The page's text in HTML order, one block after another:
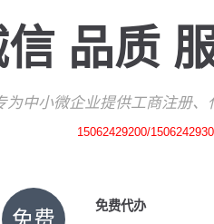
品质
为中小微企业提供工商注册
15062429200/
免费
免费代办